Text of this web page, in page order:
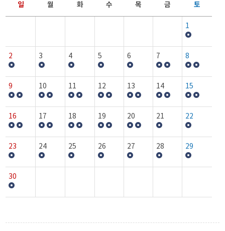
일 월 화 수 목 금 토
1
2 3 4 5 6 7 8
9 10 11 12 13 14 15
16 17 18 19 20 21 22
23 24 25 26 27 28 29
30